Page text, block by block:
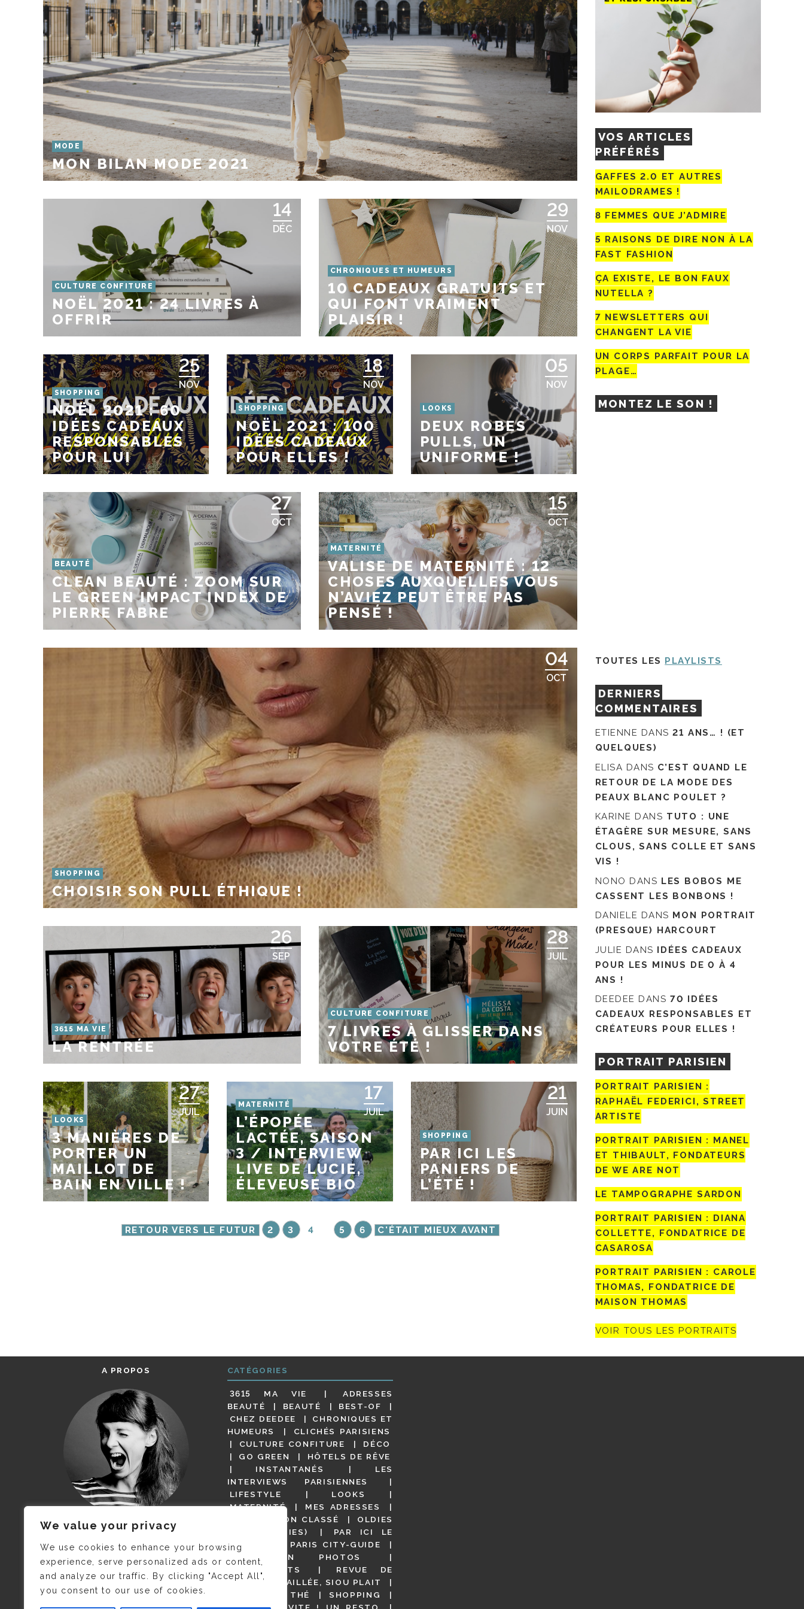
We value your privacy
We use cookies to enhance your browsing
experience, serve personalized ads or content,
and analyze our traffic. By clicking "Accept All",
you consent to our use of cookies.
MODE
MON BILAN MODE 2021
14
DÉC
CULTURE CONFITURE
NOËL 2021 : 24 LIVRES À
OFFRIR
29
NOV
CHRONIQUES ET HUMEURS
10 CADEAUX GRATUITS ET
QUI FONT VRAIMENT
PLAISIR !
25
NOV
SHOPPING
NOËL 2021 : 60
IDÉES CADEAUX
RESPONSABLES
POUR LUI
18
NOV
SHOPPING
NOËL 2021 : 100
IDÉES CADEAUX
POUR ELLES !
05
NOV
LOOKS
DEUX ROBES
PULLS, UN
UNIFORME !
27
OCT
BEAUTÉ
CLEAN BEAUTÉ : ZOOM SUR
LE GREEN IMPACT INDEX DE
PIERRE FABRE
15
OCT
MATERNITÉ
VALISE DE MATERNITÉ : 12
CHOSES AUXQUELLES VOUS
N’AVIEZ PEUT ÊTRE PAS
PENSÉ !
04
OCT
SHOPPING
CHOISIR SON PULL ÉTHIQUE !
26
SEP
3615 MA VIE
LA RENTRÉE
28
JUIL
CULTURE CONFITURE
7 LIVRES À GLISSER DANS
VOTRE ÉTÉ !
27
JUIL
LOOKS
3 MANIÈRES DE
PORTER UN
MAILLOT DE
BAIN EN VILLE !
17
JUIL
MATERNITÉ
L’ÉPOPÉE
LACTÉE, SAISON
3 / INTERVIEW
LIVE DE LUCIE,
ÉLEVEUSE BIO
21
JUIN
SHOPPING
PAR ICI LES
PANIERS DE
L’ÉTÉ !
RETOUR VERS LE FUTUR 2 3 4 5 6 C'ÉTAIT MIEUX AVANT
VOS ARTICLES
PRÉFÉRÉS
GAFFES 2.0 ET AUTRES
MAILODRAMES !
8 FEMMES QUE J’ADMIRE
5 RAISONS DE DIRE NON À LA
FAST FASHION
ÇA EXISTE, LE BON FAUX
NUTELLA ?
7 NEWSLETTERS QUI
CHANGENT LA VIE
UN CORPS PARFAIT POUR LA
PLAGE…
MONTEZ LE SON !
TOUTES LES PLAYLISTS
DERNIERS
COMMENTAIRES
ETIENNE DANS21 ANS… ! (ET
QUELQUES)
ELISA DANS C’EST QUAND LE
RETOUR DE LA MODE DES
PEAUX BLANC POULET ?
KARINE DANS TUTO : UNE
ÉTAGÈRE SUR MESURE, SANS
CLOUS, SANS COLLE ET SANS
VIS !
NONO DANS LES BOBOS ME
CASSENT LES BONBONS !
DANIELE DANS MON PORTRAIT
(PRESQUE) HARCOURT
JULIE DANS IDÉES CADEAUX
POUR LES MINUS DE 0 À 4
ANS !
DEEDEE DANS 70 IDÉES
CADEAUX RESPONSABLES ET
CRÉATEURS POUR ELLES !
PORTRAIT PARISIEN
PORTRAIT PARISIEN :
RAPHAËL FEDERICI, STREET
ARTISTE
PORTRAIT PARISIEN : MANEL
ET THIBAULT, FONDATEURS
DE WE ARE NOT
LE TAMPOGRAPHE SARDON
PORTRAIT PARISIEN : DIANA
COLLETTE, FONDATRICE DE
CASAROSA
PORTRAIT PARISIEN : CAROLE
THOMAS, FONDATRICE DE
MAISON THOMAS
VOIR TOUS LES PORTRAITS
A PROPOS
JE M’APPELLE DELPHINE MAIS
C’EST ©CAMILLE COLLIN QUI A
PRIS CETTE PHOTO !
CATÉGORIES
3615 MA VIE
ADRESSES
BEAUTÉ
BEAUTÉ
BEST-OF
CHEZ DEEDEE
CHRONIQUES ET
HUMEURS
CLICHÉS PARISIENS
CULTURE CONFITURE
DÉCO
GO GREEN
HÔTELS DE RÊVE
INSTANTANÉS
LES
INTERVIEWS PARISIENNES
LIFESTYLE
LOOKS
MATERNITÉ
MES ADRESSES
NON CLASSÉ
OLDIES
(BUT GOODIES)
PAR ICI LE
MAGOT !
PARIS CITY-GUIDE
PARIS EN PHOTOS
RESTAURANTS
REVUE DE
PRESSE DÉTAILLÉE, SIOU PLAIT
SALONS DE THÉ
SHOPPING
VIDÉOS
VITE ! UN RESTO